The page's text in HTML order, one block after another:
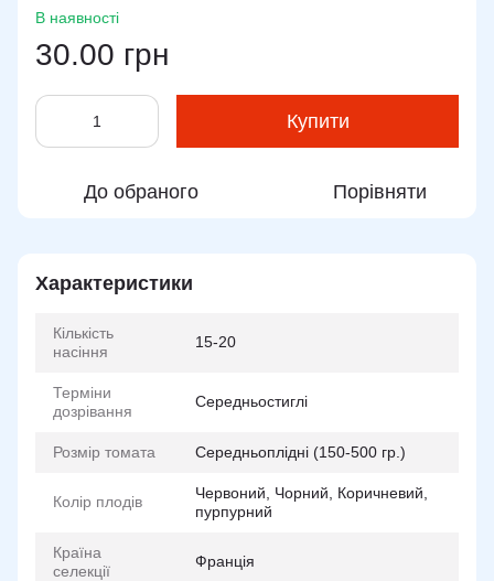
В наявності
30.00 грн
Купити
До обраного Порівняти
Характеристики
Кількість
насіння
15-20
Терміни
дозрівання
Середньостиглі
Розмір томата Середньоплідні (150-500 гр.)
Колір плодів
Червоний, Чорний, Коричневий,
пурпурний
Країна
селекції
Франція